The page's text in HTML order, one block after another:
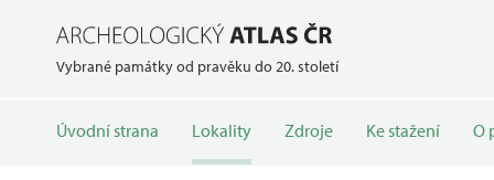
Vybrané památky od pravěku do 20. století
Úvodní strana Lokality Zdroje Ke stažení O